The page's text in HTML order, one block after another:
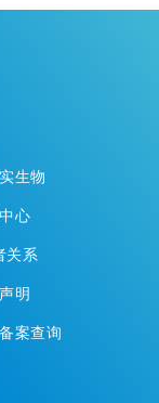
生物
心
关系
明
案查询